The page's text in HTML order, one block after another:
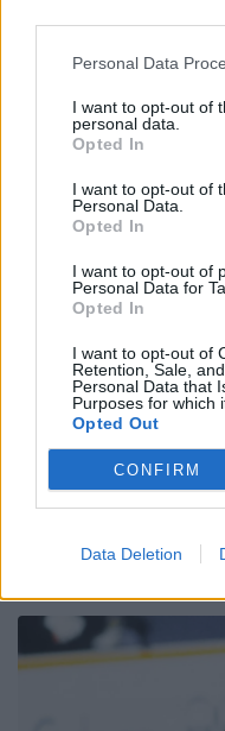
Personal Data
I want to opt-out of
personal data.
Opted In
I want to opt-out of
Personal Data.
Opted In
I want to opt-out of
Personal Data for
Opted In
I want to opt-out of
Retention, Sale,
Personal Data that
Purposes for which
Opted Out
CONFIRM
Data Deletion